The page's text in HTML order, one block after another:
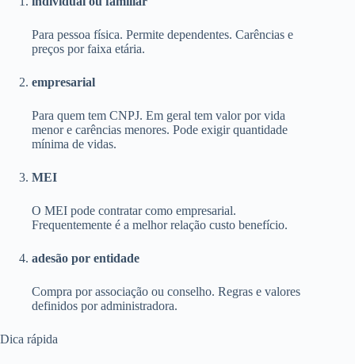
Para pessoa física. Permite dependentes. Carências e
preços por faixa etária.
empresarial
Para quem tem CNPJ. Em geral tem valor por vida
menor e carências menores. Pode exigir quantidade
mínima de vidas.
MEI
O MEI pode contratar como empresarial.
Frequentemente é a melhor relação custo benefício.
adesão por entidade
Compra por associação ou conselho. Regras e valores
definidos por administradora.
Dica rápida